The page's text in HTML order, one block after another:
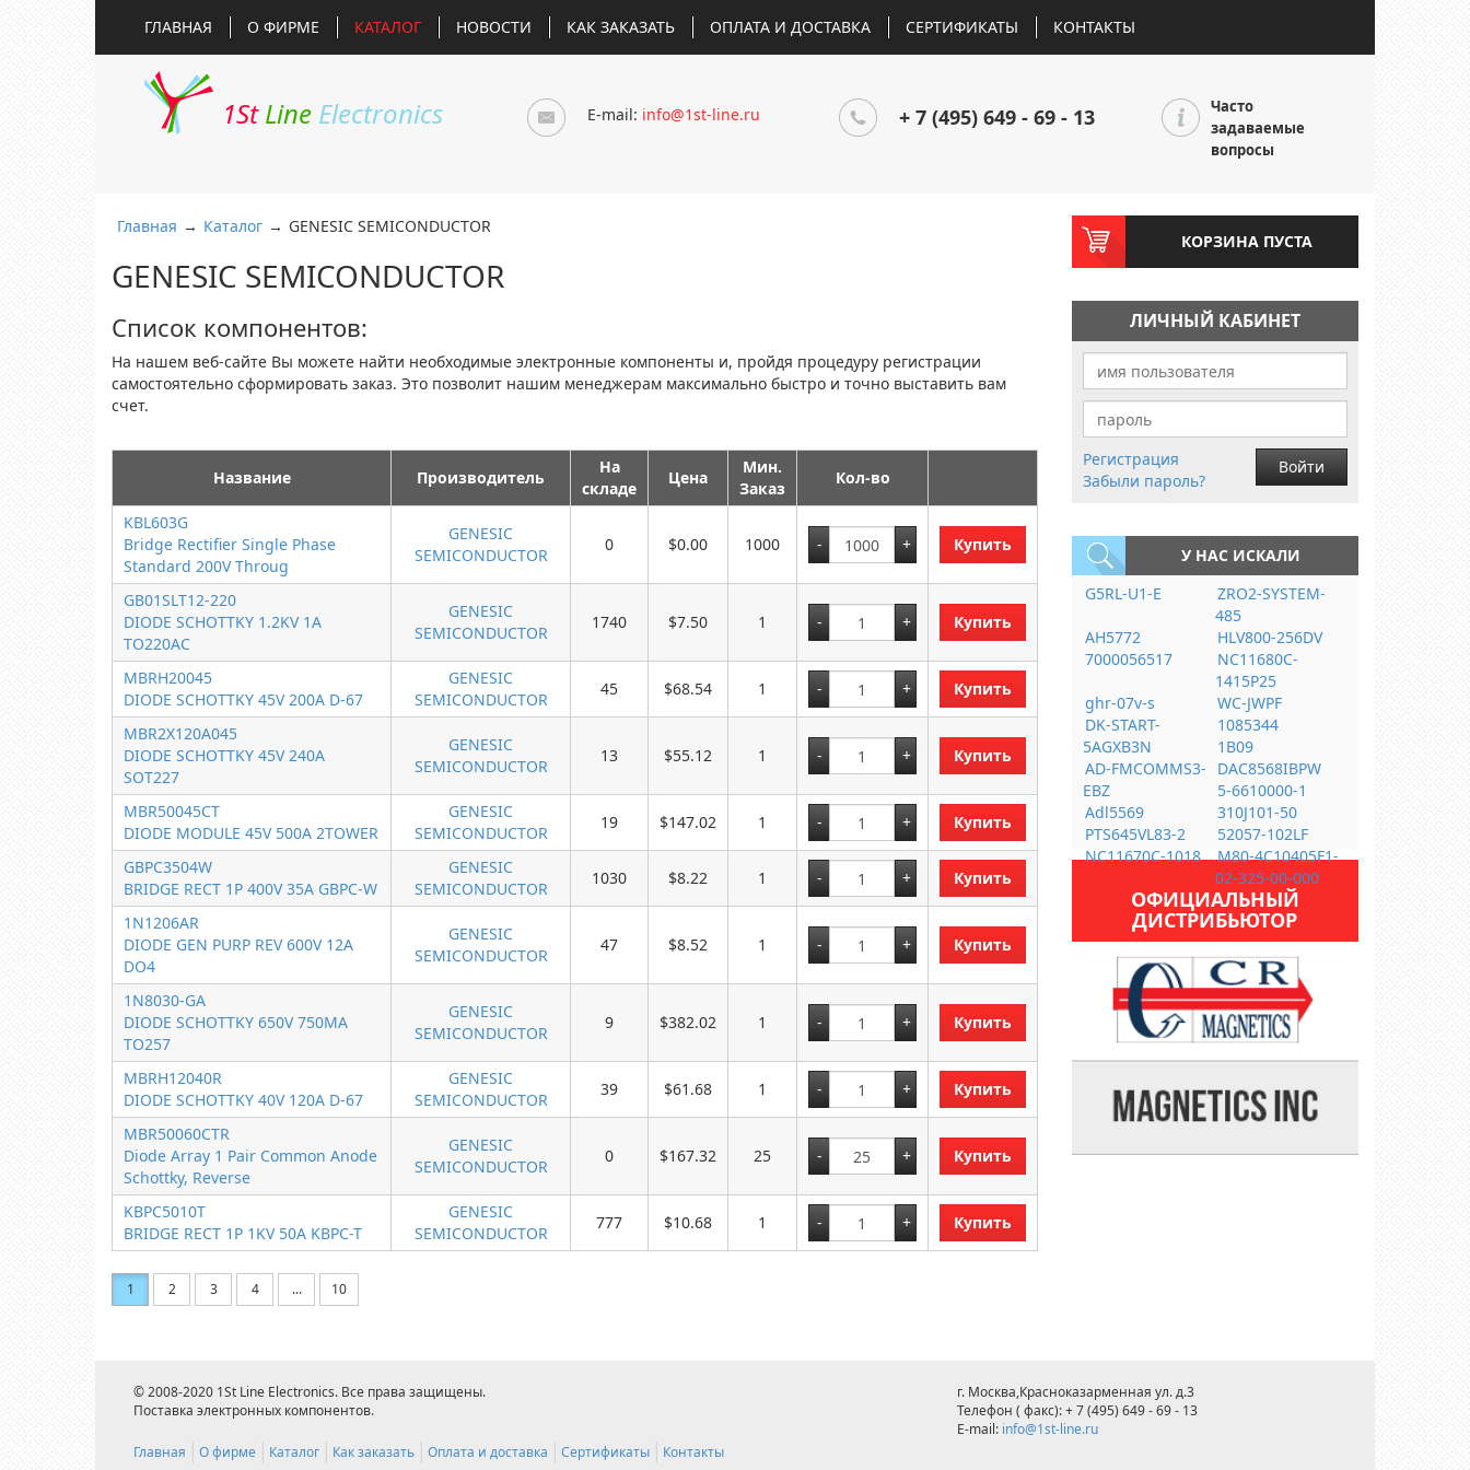
ГЛАВНАЯ О ФИРМЕ КАТАЛОГ НОВОСТИ КАК ЗАКАЗАТЬ ОПЛАТА И ДОСТАВКА СЕРТИФИКАТЫ КОНТАКТЫ
1St Line Electronics E-mail: info@1st-line.ru + 7 (495) 649 - 69 - 13
Часто
задаваемые
вопросы
Главная → Каталог → GENESIC SEMICONDUCTOR
GENESIC SEMICONDUCTOR
Список компонентов:
На нашем веб-сайте Вы можете найти необходимые электронные компоненты и, пройдя процедуру регистрации
самостоятельно сформировать заказ. Это позволит нашим менеджерам максимально быстро и точно выставить вам
счет.
Название Производитель
На
складе
Цена
Мин.
Заказ
Кол-во
KBL603G
Bridge Rectifier Single Phase
Standard 200V Throug
GENESIC
SEMICONDUCTOR
0 $0.00 1000 Купить
GB01SLT12-220
DIODE SCHOTTKY 1.2KV 1A
TO220AC
GENESIC
SEMICONDUCTOR
1740 $7.50 1 Купить
MBRH20045
DIODE SCHOTTKY 45V 200A D-67
GENESIC
SEMICONDUCTOR
45 $68.54 1 Купить
MBR2X120A045
DIODE SCHOTTKY 45V 240A
SOT227
GENESIC
SEMICONDUCTOR
13 $55.12 1 Купить
MBR50045CT
DIODE MODULE 45V 500A 2TOWER
GENESIC
SEMICONDUCTOR
19 $147.02 1 Купить
GBPC3504W
BRIDGE RECT 1P 400V 35A GBPC-W
GENESIC
SEMICONDUCTOR
1030 $8.22 1 Купить
1N1206AR
DIODE GEN PURP REV 600V 12A
DO4
GENESIC
SEMICONDUCTOR
47 $8.52 1 Купить
1N8030-GA
DIODE SCHOTTKY 650V 750MA
TO257
GENESIC
SEMICONDUCTOR
9 $382.02 1 Купить
MBRH12040R
DIODE SCHOTTKY 40V 120A D-67
GENESIC
SEMICONDUCTOR
39 $61.68 1 Купить
MBR50060CTR
Diode Array 1 Pair Common Anode
Schottky, Reverse
GENESIC
SEMICONDUCTOR
0 $167.32 25 Купить
KBPC5010T
BRIDGE RECT 1P 1KV 50A KBPC-T
GENESIC
SEMICONDUCTOR
777 $10.68 1 Купить
1 2 3 4 ... 10
КОРЗИНА ПУСТА
ЛИЧНЫЙ КАБИНЕТ
Регистрация
Забыли пароль?
Войти
У НАС ИСКАЛИ
G5RL-U1-E
ZRO2-SYSTEM-
485
AH5772
HLV800-256DV
7000056517
NC11680C-
1415P25
ghr-07v-s
WC-JWPF
DK-START-
5AGXB3N
1085344
1B09
AD-FMCOMMS3-
EBZ
DAC8568IBPW
5-6610000-1
Adl5569
310J101-50
PTS645VL83-2
52057-102LF
NC11670C-1018
M80-4C10405F1-
02-325-00-000
ОФИЦИАЛЬНЫЙ
ДИСТРИБЬЮТОР
© 2008-2020 1St Line Electronics. Все права защищены.
Поставка электронных компонентов.
Главная О фирме Каталог Как заказать Оплата и доставка Сертификаты Контакты
г. Москва,Красноказарменная ул. д.3
Телефон ( факс): + 7 (495) 649 - 69 - 13
E-mail: info@1st-line.ru